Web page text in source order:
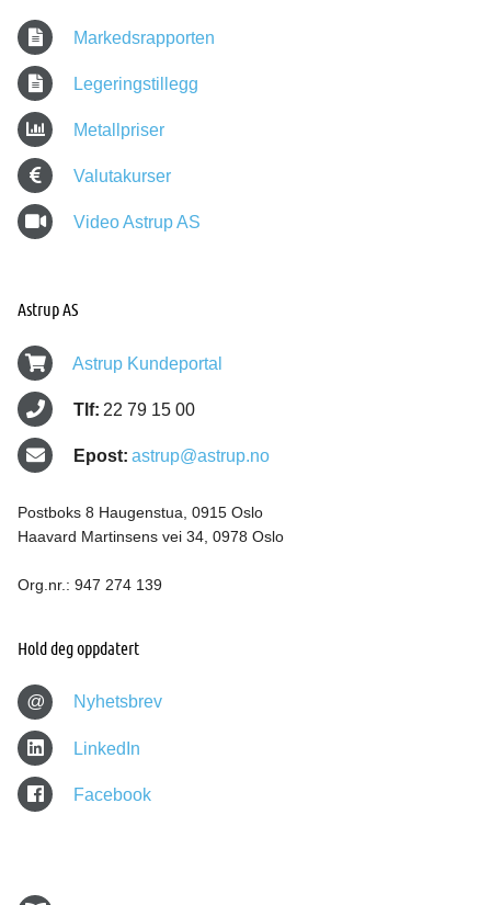
Markedsrapporten
Legeringstillegg
Metallpriser
Valutakurser
Video Astrup AS
Astrup AS
Astrup Kundeportal
Tlf: 22 79 15 00
Epost: astrup@astrup.no
Postboks 8 Haugenstua, 0915 Oslo
Haavard Martinsens vei 34, 0978 Oslo
Org.nr.: 947 274 139
Hold deg oppdatert
@ Nyhetsbrev
LinkedIn
Facebook